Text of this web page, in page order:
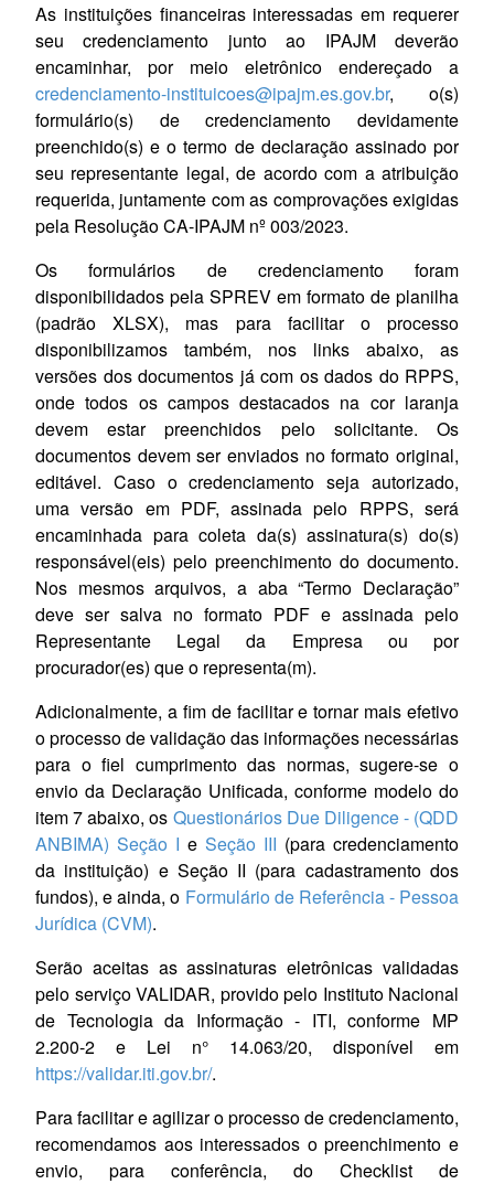
Banestes Distribuidor
Renascença DTVM Intermediário
S3 Caceis Brasil DTVM Administrador
Banco do Nordeste Gestor,
Intrag DTVM Administrador
Modal DTVM Administrador
BTG PSF Administrador
AZ Quest Gestor
Privatiza Distribuidor
Guepardo Investimentos
Gestor
BTG Pactual Asset Management Gestor
BTG Pactual Gestora de Recursos Gestor
Banco BTG Pactual
Mongeral Aegon Investimentos
Caixa
Caixa Asset Gestor
Administrador
Santander Asset
Banco Santander Distribuidor
Grid Distribuidor
Intermediário
As instituições financeiras interessadas em requerer
seu credenciamento junto ao IPAJM deverão
encaminhar, por meio eletrônico endereçado a
credenciamento-instituicoes@ipajm.es.gov.br, o(s)
formulário(s) de credenciamento devidamente
preenchido(s) e o termo de declaração assinado por
seu representante legal, de acordo com a atribuição
requerida, juntamente com as comprovações exigidas
pela Resolução CA-IPAJM nº 003/2023.
Os formulários de credenciamento foram
disponibilidados pela SPREV em formato de planilha
(padrão XLSX), mas para facilitar o processo
disponibilizamos também, nos links abaixo, as
versões dos documentos já com os dados do RPPS,
onde todos os campos destacados na cor laranja
devem estar preenchidos pelo solicitante. Os
documentos devem ser enviados no formato original,
editável. Caso o credenciamento seja autorizado,
uma versão em PDF, assinada pelo RPPS, será
encaminhada para coleta da(s) assinatura(s) do(s)
responsável(eis) pelo preenchimento do documento.
Nos mesmos arquivos, a aba “Termo Declaração”
deve ser salva no formato PDF e assinada pelo
Representante Legal da Empresa ou por
procurador(es) que o representa(m).
Adicionalmente, a fim de facilitar e tornar mais efetivo
o processo de validação das informações necessárias
para o fiel cumprimento das normas, sugere-se o
envio da Declaração Unificada, conforme modelo do
item 7 abaixo, os Questionários Due Diligence - (QDD
ANBIMA) Seção I e Seção III (para credenciamento
da instituição) e Seção II (para cadastramento dos
fundos), e ainda, o Formulário de Referência - Pessoa
Jurídica (CVM).
Serão aceitas as assinaturas eletrônicas validadas
pelo serviço VALIDAR, provido pelo Instituto Nacional
de Tecnologia da Informação - ITI, conforme MP
2.200-2 e Lei n° 14.063/20, disponível em
https://validar.iti.gov.br/.
Para facilitar e agilizar o processo de credenciamento,
recomendamos aos interessados o preenchimento e
envio, para conferência, do Checklist de